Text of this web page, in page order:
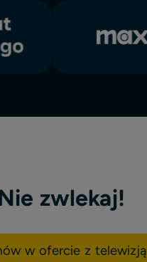
zwlekaj!
w ofercie z telewizją